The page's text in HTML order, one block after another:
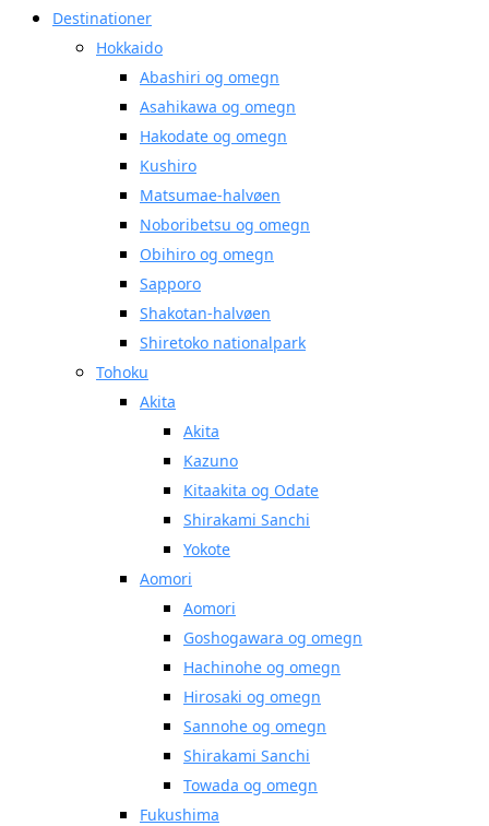
Destinationer
Hokkaido
Abashiri og omegn
Asahikawa og omegn
Hakodate og omegn
Kushiro
Matsumae-halvøen
Noboribetsu og omegn
Obihiro og omegn
Sapporo
Shakotan-halvøen
Shiretoko nationalpark
Tohoku
Akita
Akita
Kazuno
Kitaakita og Odate
Shirakami Sanchi
Yokote
Aomori
Aomori
Goshogawara og omegn
Hachinohe og omegn
Hirosaki og omegn
Sannohe og omegn
Shirakami Sanchi
Towada og omegn
Fukushima